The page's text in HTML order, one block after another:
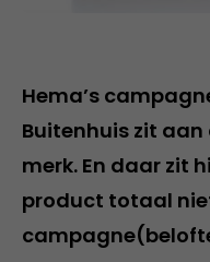
Hema’s
Buitenhuis zit
merk. En daar zit
product totaal